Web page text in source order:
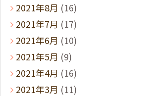
2021年8月 (16)
2021年7月 (17)
2021年6月 (10)
2021年5月 (9)
2021年4月 (16)
2021年3月 (11)